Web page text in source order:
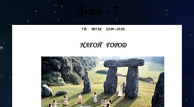
Дева - 7